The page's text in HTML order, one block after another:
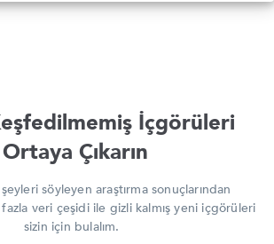
İçgörüleri
Ortaya Çıkarın
söyleyen araştırma sonuçlarından
fazla veri çeşidi ile gizli kalmış yeni içgörüleri
sizin için bulalım.